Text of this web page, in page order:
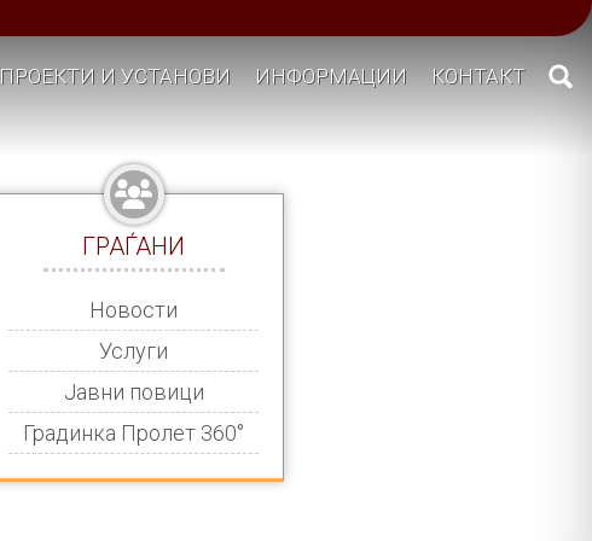
ПРОЕКТИ И УСТАНОВИ ИНФОРМАЦИИ КОНТАКТ
ГРАЃАНИ
Новости
Услуги
Јавни повици
Градинка Пролет 360°